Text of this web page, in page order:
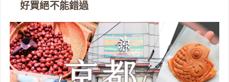
好買絕不能錯過